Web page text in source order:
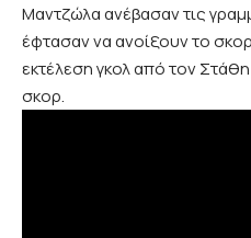
Μαντζώλα ανέβασαν τις
έφτασαν να ανοίξουν το
εκτέλεση γκολ από τον
σκορ.